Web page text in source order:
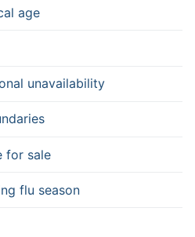
age
unavailability
for sale
flu season